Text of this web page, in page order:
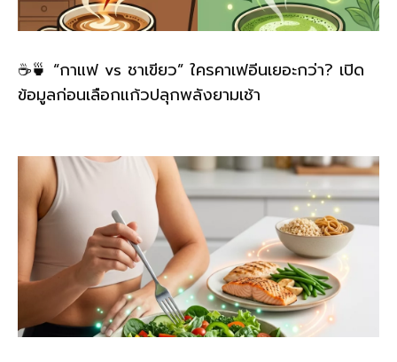
☕🍵 “กาแฟ vs ชาเขียว” ใครคาเฟอีนเยอะกว่า? เปิด
ข้อมูลก่อนเลือกแก้วปลุกพลังยามเช้า